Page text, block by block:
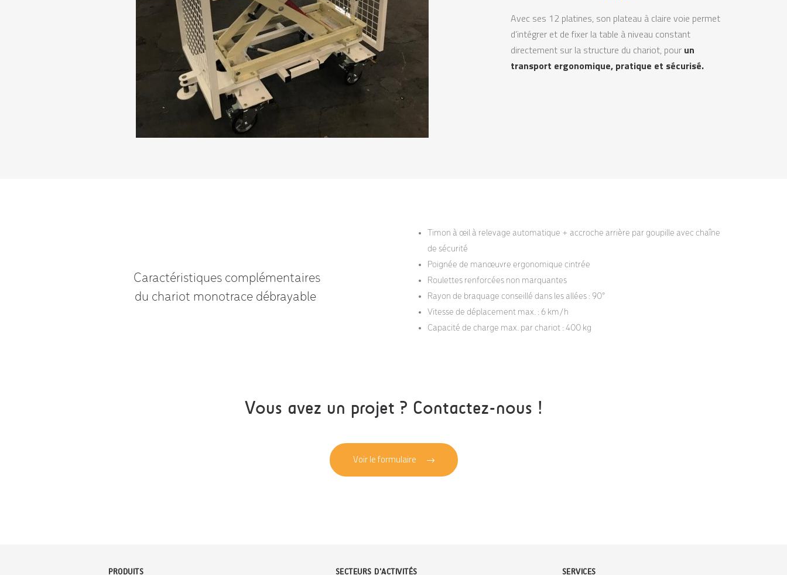
Avec ses 12 platines, son plateau à claire voie permet
d’intégrer et de fixer la table à niveau constant
directement sur la structure du chariot, pourun
transport ergonomique, pratique et sécurisé.
Caractéristiques complémentaires
du chariot monotrace débrayable
Timon à œil à relevage automatique + accroche arrière par goupille avec chaîne
de sécurité
Poignée de manœuvre ergonomique cintrée
Roulettes renforcées non marquantes
Rayon de braquage conseillé dans les allées : 90°
Vitesse de déplacement max. : 6 km/h
Capacité de charge max. par chariot : 400 kg
Vous avez un projet ? Contactez-nous !
Voir le formulaire
PRODUITS SECTEURS D'ACTIVITÉS SERVICES